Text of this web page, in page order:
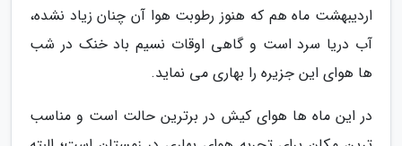
اردیبهشت ماه هم که هنوز رطوبت هوا آن چنان زیاد نشده،
آب دریا سرد است و گاهی اوقات نسیم باد خنک در شب
ها هوای این جزیره را بهاری می نماید.
در این ماه ها هوای کیش در برترین حالت است و مناسب